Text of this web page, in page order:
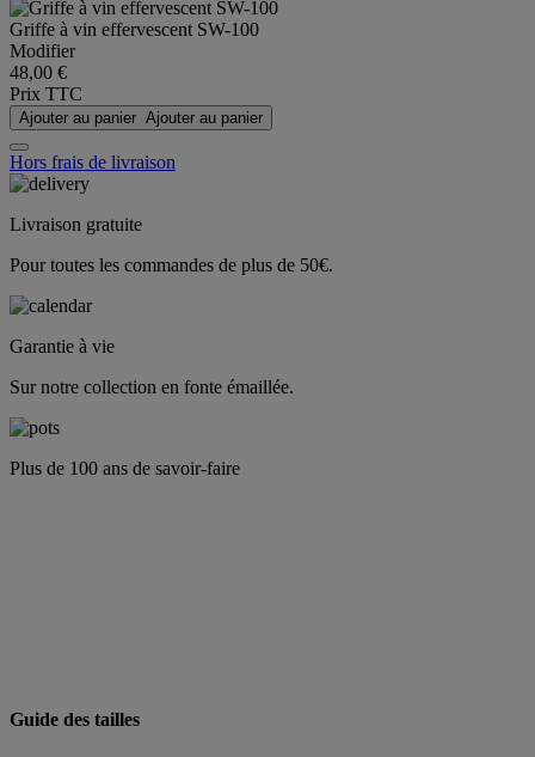
Griffe à vin effervescent SW-100
Modifier
48,00 €
Prix TTC
Ajouter au panier Ajouter au panier
Hors frais de livraison
Livraison gratuite
Pour toutes les commandes de plus de 50€.
Garantie à vie
Sur notre collection en fonte émaillée.
Plus de 100 ans de savoir-faire
Guide des tailles